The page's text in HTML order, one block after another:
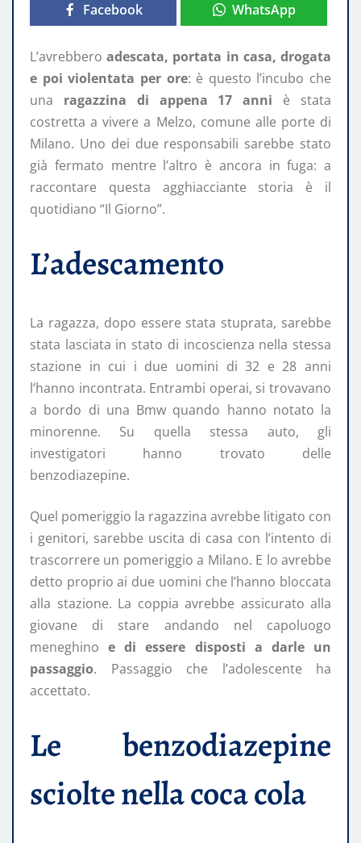
Facebook WhatsApp
L’avrebberoadescata, portata in casa, drogata
e poi violentata per ore: è questo l’incubo che
una ragazzina di appena 17 anni è stata
costretta a vivere a Melzo, comune alle porte di
Milano. Uno dei due responsabili sarebbe stato
già fermato mentre l’altro è ancora in fuga: a
raccontare questa agghiacciante storia è il
quotidiano “Il Giorno”.
L’adescamento
La ragazza, dopo essere stata stuprata, sarebbe
stata lasciata in stato di incoscienza nella stessa
stazione in cui i due uomini di 32 e 28 anni
l’hanno incontrata. Entrambi operai, si trovavano
a bordo di una Bmw quando hanno notato la
minorenne. Su quella stessa auto, gli
investigatori hanno trovato delle
benzodiazepine.
Quel pomeriggio la ragazzina avrebbe litigato con
i genitori, sarebbe uscita di casa con l’intento di
trascorrere un pomeriggio a Milano. E lo avrebbe
detto proprio ai due uomini che l’hanno bloccata
alla stazione. La coppia avrebbe assicurato alla
giovane di stare andando nel capoluogo
meneghino e di essere disposti a darle un
passaggio. Passaggio che l’adolescente ha
accettato.
Le benzodiazepine
sciolte nella coca cola